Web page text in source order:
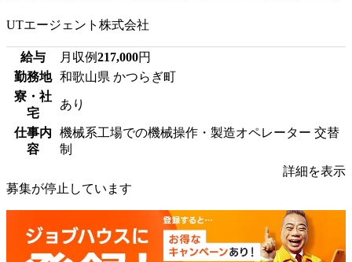
UTエージェント株式会社
給与 月収例217,000円
勤務地
和歌山県 かつらぎ町
寮・社
宅
あり
仕事内
容
機械系工場での機械操作・製造オペレーター 交替
制
詳細を表示
募集が停止しています